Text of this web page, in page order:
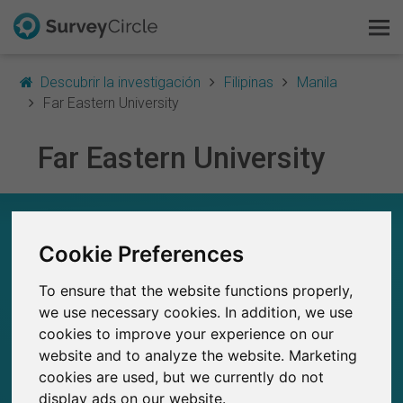
Cookie Preferences
To ensure that the website functions properly,
we use necessary cookies. In addition, we use
cookies to improve your experience on our
website and to analyze the website. Marketing
cookies are used, but we currently do not
display ads on our website.
Descubrir la investigación Filipinas
Manila
Far Eastern University
Far Eastern University
0
Número total de estudios publicados en
SurveyCircle
0
Estudios actuales en SurveyCircle
Esto es SurveyCircle
Explorar la investigación
FAQ
Regístrate gratis
Iniciar sesión